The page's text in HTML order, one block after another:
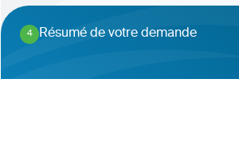
4
. Résumé de votre demande